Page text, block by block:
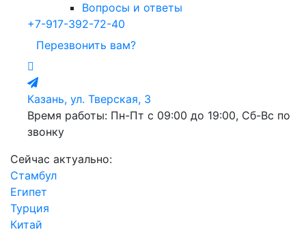
Вопросы и ответы
+7-917-392-72-40
Перезвонить вам?
Казань, ул. Тверская, 3
Время работы: Пн-Пт с 09:00 до 19:00, Сб-Вс по
звонку
Сейчас актуально:
Стамбул
Египет
Турция
Китай